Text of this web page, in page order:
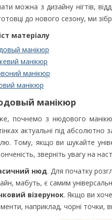
можна з дизайну нігтів,
до нового сезону, ми
матеріалу
манікюр
манікюр
манікюр
манікюр
манікюр
почнемо з нюдового
актуальні під
Тому, якщо ви шукайте
зверніть увагу на
нюд. Для початку
мабуть, є самим
візерунок. Якщо ви
наприклад, чорні точки,